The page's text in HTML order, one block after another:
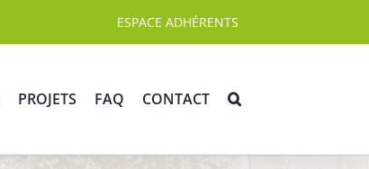
ESPACE ADHÉRENTS
PROJETS FAQ CONTACT